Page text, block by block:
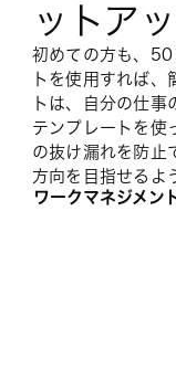
ットア
初めての方も、50
トを使用すれば、
トは、自分の仕事
テンプレートを使
の抜け漏れを防止
方向を目指せるよ
ワークマネジメン